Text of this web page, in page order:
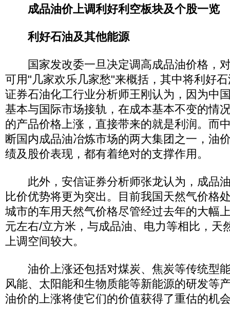
成品油价上调利好利空板块及个股一览
利好石油及其他能源
国家发改委一旦决定调高成品油价格，
可用"几家欢乐几家愁"来概括，其中将利好
证券石油化工行业分析师王刚认为，因为中
基本与国际市场接轨，在成本基本不变的情
的产品价格上涨，直接带来的就是利润。而
断国内成品油冶炼市场的两大集团之一，油
绩及股价表现，都有着绝对的支撑作用。
此外，安信证券分析师张龙认为，成品
比价优势将更为突出。目前我国天然气价格
城市的车用天然气价格尽管经过去年的大幅
元左右/立方米，与成品油、电力等相比，天
上调空间较大。
油价上涨还包括对煤炭、焦炭等传统型
风能、太阳能和生物质能等新能源的研发等
油价的上涨将使它们的价值获得了重估的机